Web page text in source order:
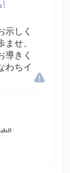
示しく
せ、
導きく
わちイ